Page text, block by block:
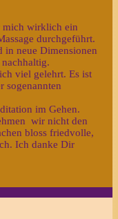
mich wirklich ein
durchgeführt.
in neue Dimensionen
viel gelehrt. Es ist
sogenannten
im Gehen.
wir nicht den
bloss friedvolle,
Ich danke Dir